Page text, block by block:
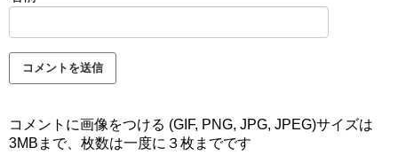
コメントに画像をつける (GIF, PNG, JPG, JPEG)サイズは
3MBまで、枚数は一度に３枚までです